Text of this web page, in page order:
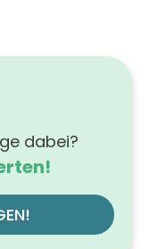
dabei?